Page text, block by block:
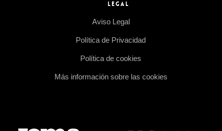
LEGAL
Aviso Legal
Política de Privacidad
Política de cookies
Más información sobre las cookies